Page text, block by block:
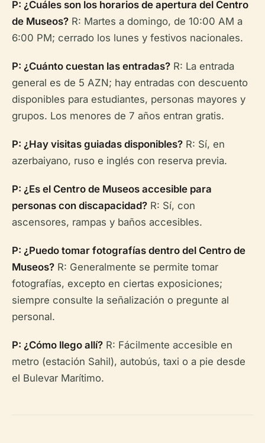
P: ¿Cuáles son los horarios de apertura del Centro
de Museos? R: Martes a domingo, de 10:00 AM a
6:00 PM; cerrado los lunes y festivos nacionales.
P: ¿Cuánto cuestan las entradas? R: La entrada
general es de 5 AZN; hay entradas con descuento
disponibles para estudiantes, personas mayores y
grupos. Los menores de 7 años entran gratis.
P: ¿Hay visitas guiadas disponibles? R: Sí, en
azerbaiyano, ruso e inglés con reserva previa.
P: ¿Es el Centro de Museos accesible para
personas con discapacidad? R: Sí, con
ascensores, rampas y baños accesibles.
P: ¿Puedo tomar fotografías dentro del Centro de
Museos? R: Generalmente se permite tomar
fotografías, excepto en ciertas exposiciones;
siempre consulte la señalización o pregunte al
personal.
P: ¿Cómo llego allí? R: Fácilmente accesible en
metro (estación Sahil), autobús, taxi o a pie desde
el Bulevar Marítimo.